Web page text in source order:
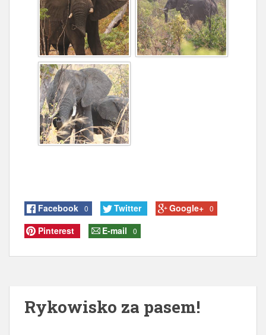
Facebook 0 Twitter Google+ 0
Pinterest E-mail 0
Rykowisko za pasem!